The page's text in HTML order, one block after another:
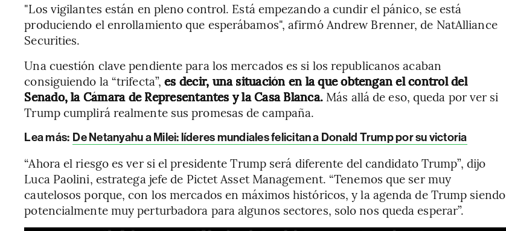
"Los vigilantes están en pleno control. Está empezando a cundir el pánico, se está
produciendo el enrollamiento que esperábamos", afirmó Andrew Brenner, de NatAlliance
Securities.
Una cuestión clave pendiente para los mercados es si los republicanos acaban
consiguiendo la “trifecta”,es decir, una situación en la que obtengan el control del
Senado, la Cámara de Representantes y la Casa Blanca. Más allá de eso, queda por ver si
Trump cumplirá realmente sus promesas de campaña.
Lea más: De Netanyahu a Milei: líderes mundiales felicitan a Donald Trump por su victoria
“Ahora el riesgo es ver si el presidente Trump será diferente del candidato Trump”, dijo
Luca Paolini, estratega jefe de Pictet Asset Management. “Tenemos que ser muy
cautelosos porque, con los mercados en máximos históricos, y la agenda de Trump siendo
potencialmente muy perturbadora para algunos sectores, solo nos queda esperar”.